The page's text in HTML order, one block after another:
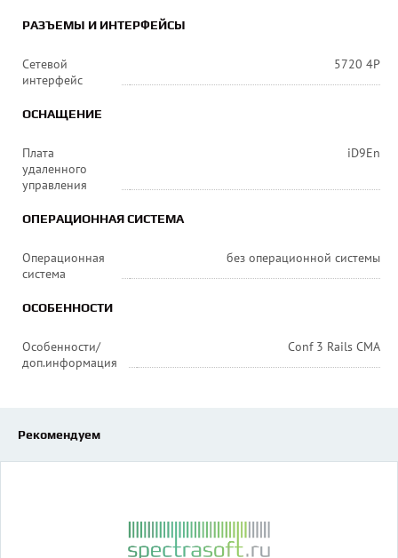
РАЗЪЕМЫ И ИНТЕРФЕЙСЫ
Сетевой
интерфейс
5720 4P
ОСНАЩЕНИЕ
Плата
удаленного
управления
iD9En
ОПЕРАЦИОННАЯ СИСТЕМА
Операционная
система
без операционной системы
ОСОБЕННОСТИ
Особенности/
доп.информация
Conf 3 Rails CMA
Рекомендуем